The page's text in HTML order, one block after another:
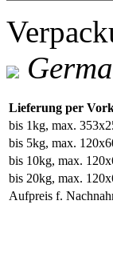
Lieferung per
bis 1kg, max.
bis 5kg, max.
bis 10kg, max.
bis 20kg, max.
Aufpreis f.